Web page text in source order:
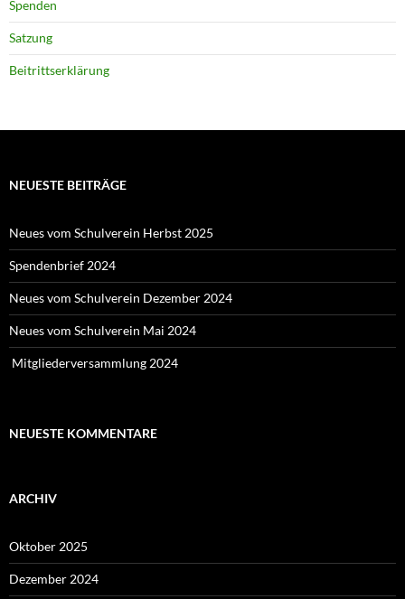
Spenden
Satzung
Beitrittserklärung
NEUESTE BEITRÄGE
Neues vom Schulverein Herbst 2025
Spendenbrief 2024
Neues vom Schulverein Dezember 2024
Neues vom Schulverein Mai 2024
Mitgliederversammlung 2024
NEUESTE KOMMENTARE
ARCHIV
Oktober 2025
Dezember 2024